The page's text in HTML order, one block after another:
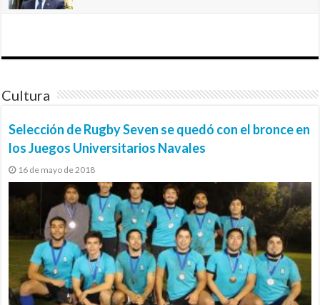
Cultura
Selección de Rugby Seven se quedó con el bronce en
los Juegos Universitarios Navales
16 de mayo de 2018